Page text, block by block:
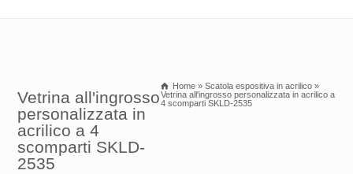
Vetrina all'ingrosso
personalizzata in
acrilico a 4
scomparti SKLD-
2535
Home » Scatola espositiva in acrilico »
Vetrina all'ingrosso personalizzata in acrilico a
4 scomparti SKLD-2535